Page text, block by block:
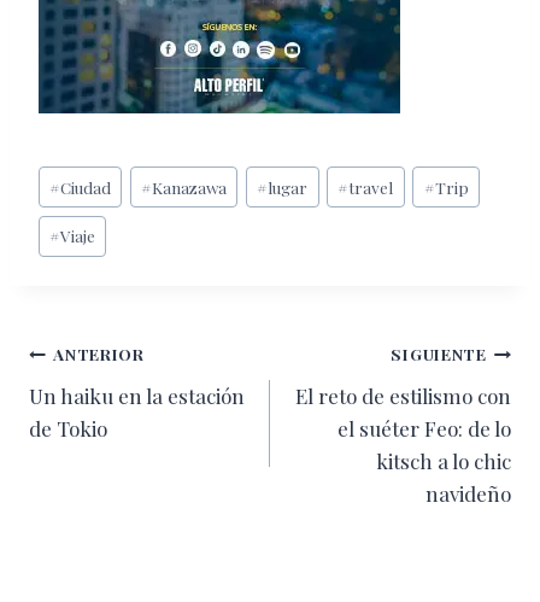
Etiquetas
de
la
#Ciudad #Kanazawa #lugar #travel #Trip
#Viaje
Navegación
de
ANTERIOR
Un haiku en la estación
de Tokio
SIGUIENTE
El reto de estilismo con
el suéter Feo: de lo
kitsch a lo chic
navideño